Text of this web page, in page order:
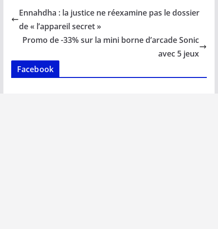
b
o
o
k
l s
A
p
e
dI
n
y
n
g
Ennahdha : la justice ne réexamine pas le dossier
de « l’appareil secret »
Promo de -33% sur la mini borne d’arcade Sonic
avec 5 jeux
Facebook